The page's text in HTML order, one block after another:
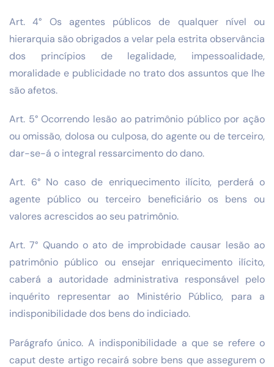
Art. 4° Os agentes públicos de qualquer nível ou
hierarquia são obrigados a velar pela estrita observância
dos princípios de legalidade, impessoalidade,
moralidade e publicidade no trato dos assuntos que lhe
são afetos.
Art. 5° Ocorrendo lesão ao patrimônio público por ação
ou omissão, dolosa ou culposa, do agente ou de terceiro,
dar-se-á o integral ressarcimento do dano.
Art. 6° No caso de enriquecimento ilícito, perderá o
agente público ou terceiro beneficiário os bens ou
valores acrescidos ao seu patrimônio.
Art. 7° Quando o ato de improbidade causar lesão ao
patrimônio público ou ensejar enriquecimento ilícito,
caberá a autoridade administrativa responsável pelo
inquérito representar ao Ministério Público, para a
indisponibilidade dos bens do indiciado.
Parágrafo único. A indisponibilidade a que se refere o
caput deste artigo recairá sobre bens que assegurem o